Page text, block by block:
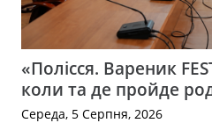
«Полісся. Вареник
коли та де пройде
Середа, 5 Серпня, 2026